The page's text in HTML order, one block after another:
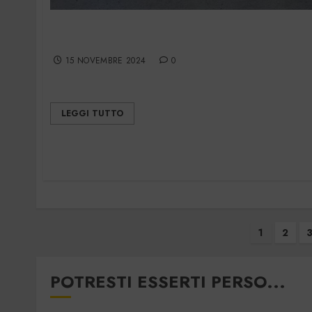
15 NOVEMBRE 2024 0
LEGGI TUTTO
articoli
1 2 3
POTRESTI ESSERTI PERSO...